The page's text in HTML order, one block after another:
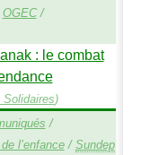
OGEC/
: le combat
Solidaires)
/
l’enfance/ Sundep